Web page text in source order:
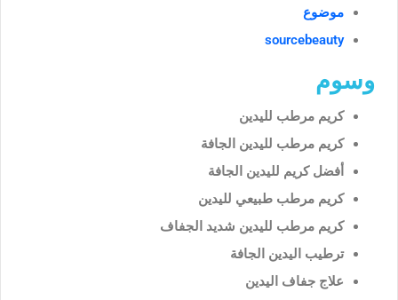
موضوع
sourcebeauty
وسوم
كريم مرطب لليدين
كريم مرطب لليدين الجافة
أفضل كريم لليدين الجافة
كريم مرطب طبيعي لليدين
كريم مرطب لليدين شديد الجفاف
ترطيب اليدين الجافة
علاج جفاف اليدين